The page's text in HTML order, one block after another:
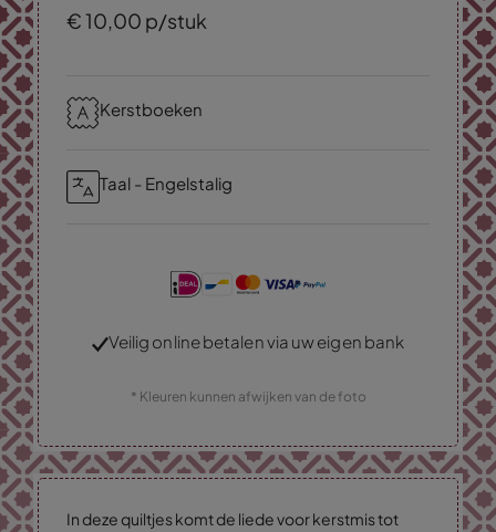
€10,00 p/stuk
Kerstboeken
Taal - Engelstalig
Veilig online betalen via uw eigen bank
* Kleuren kunnen afwijken van de foto
In deze quiltjes komt de liede voor kerstmis tot